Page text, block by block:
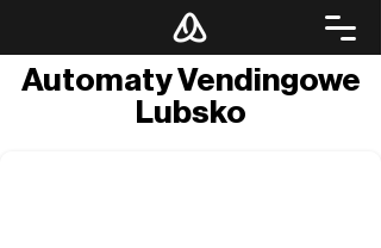
Automaty Vendingowe
Lubsko